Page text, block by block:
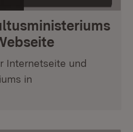
Internetseite und
in